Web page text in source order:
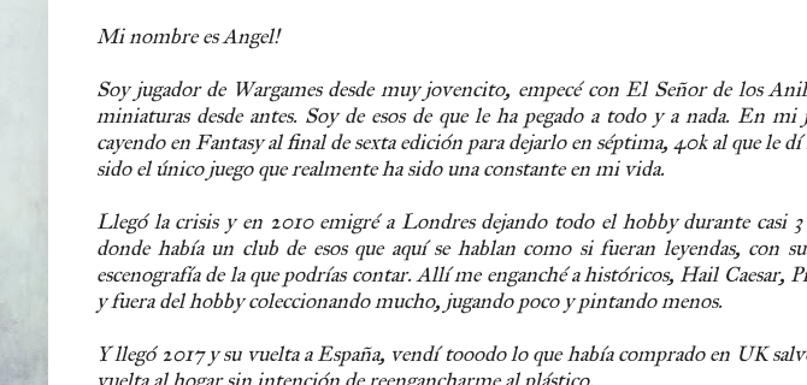
Mi nombre es Angel!
Soy jugador de Wargames desde muy jovencito, empecé con El Señor de los
miniaturas desde antes. Soy de esos de que le ha pegado a todo y a nada. En
cayendo en Fantasy al final de sexta edición para dejarlo en séptima, 40k al que le
sido el único juego que realmente ha sido una constante en mi vida.
Llegó la crisis y en 2010 emigré a Londres dejando todo el hobby durante casi 3
donde había un club de esos que aquí se hablan como si fueran leyendas, con
escenografía de la que podrías contar. Allí me enganché a históricos, Hail Caesar,
y fuera del hobby coleccionando mucho, jugando poco y pintando menos.
Y llegó 2017 y su vuelta a España, vendí tooodo lo que había comprado en UK
vuelta al hogar sin intención de reengancharme al plástico.